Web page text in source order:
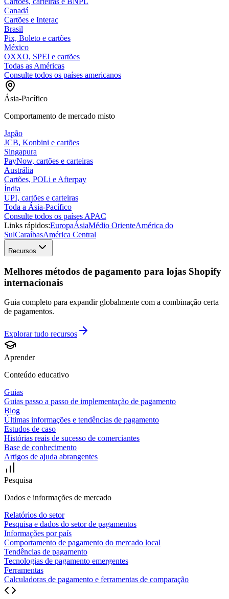
Canadá
Cartões e Interac
Brasil
Pix, Boleto e cartões
México
OXXO, SPEI e cartões
Todas as Américas
Consulte todos os países americanos
Ásia-Pacífico
Comportamento de mercado misto
Japão
JCB, Konbini e cartões
Singapura
PayNow, cartões e carteiras
Austrália
Cartões, POLi e Afterpay
Índia
UPI, cartões e carteiras
Toda a Ásia-Pacífico
Consulte todos os países APAC
Links rápidos:EuropaÁsiaMédio OrienteAmérica do
SulCaraíbasAmérica Central
Recursos
Melhores métodos de pagamento para lojas Shopify
internacionais
Guia completo para expandir globalmente com a combinação certa
de pagamentos.
Explorar tudo recursos
Aprender
Conteúdo educativo
Guias
Guias passo a passo de implementação de pagamento
Blog
Últimas informações e tendências de pagamento
Estudos de caso
Histórias reais de sucesso de comerciantes
Base de conhecimento
Artigos de ajuda abrangentes
Pesquisa
Dados e informações de mercado
Relatórios do setor
Pesquisa e dados do setor de pagamentos
Informações por país
Comportamento de pagamento do mercado local
Tendências de pagamento
Tecnologias de pagamento emergentes
Ferramentas
Calculadoras de pagamento e ferramentas de comparação